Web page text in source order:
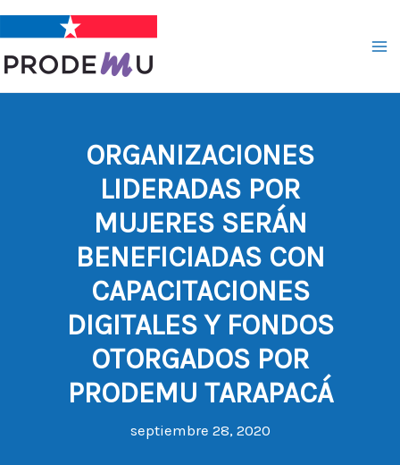
contenido
ORGANIZACIONES
LIDERADAS POR
MUJERES SERÁN
BENEFICIADAS CON
CAPACITACIONES
DIGITALES Y FONDOS
OTORGADOS POR
PRODEMU TARAPACÁ
septiembre 28, 2020